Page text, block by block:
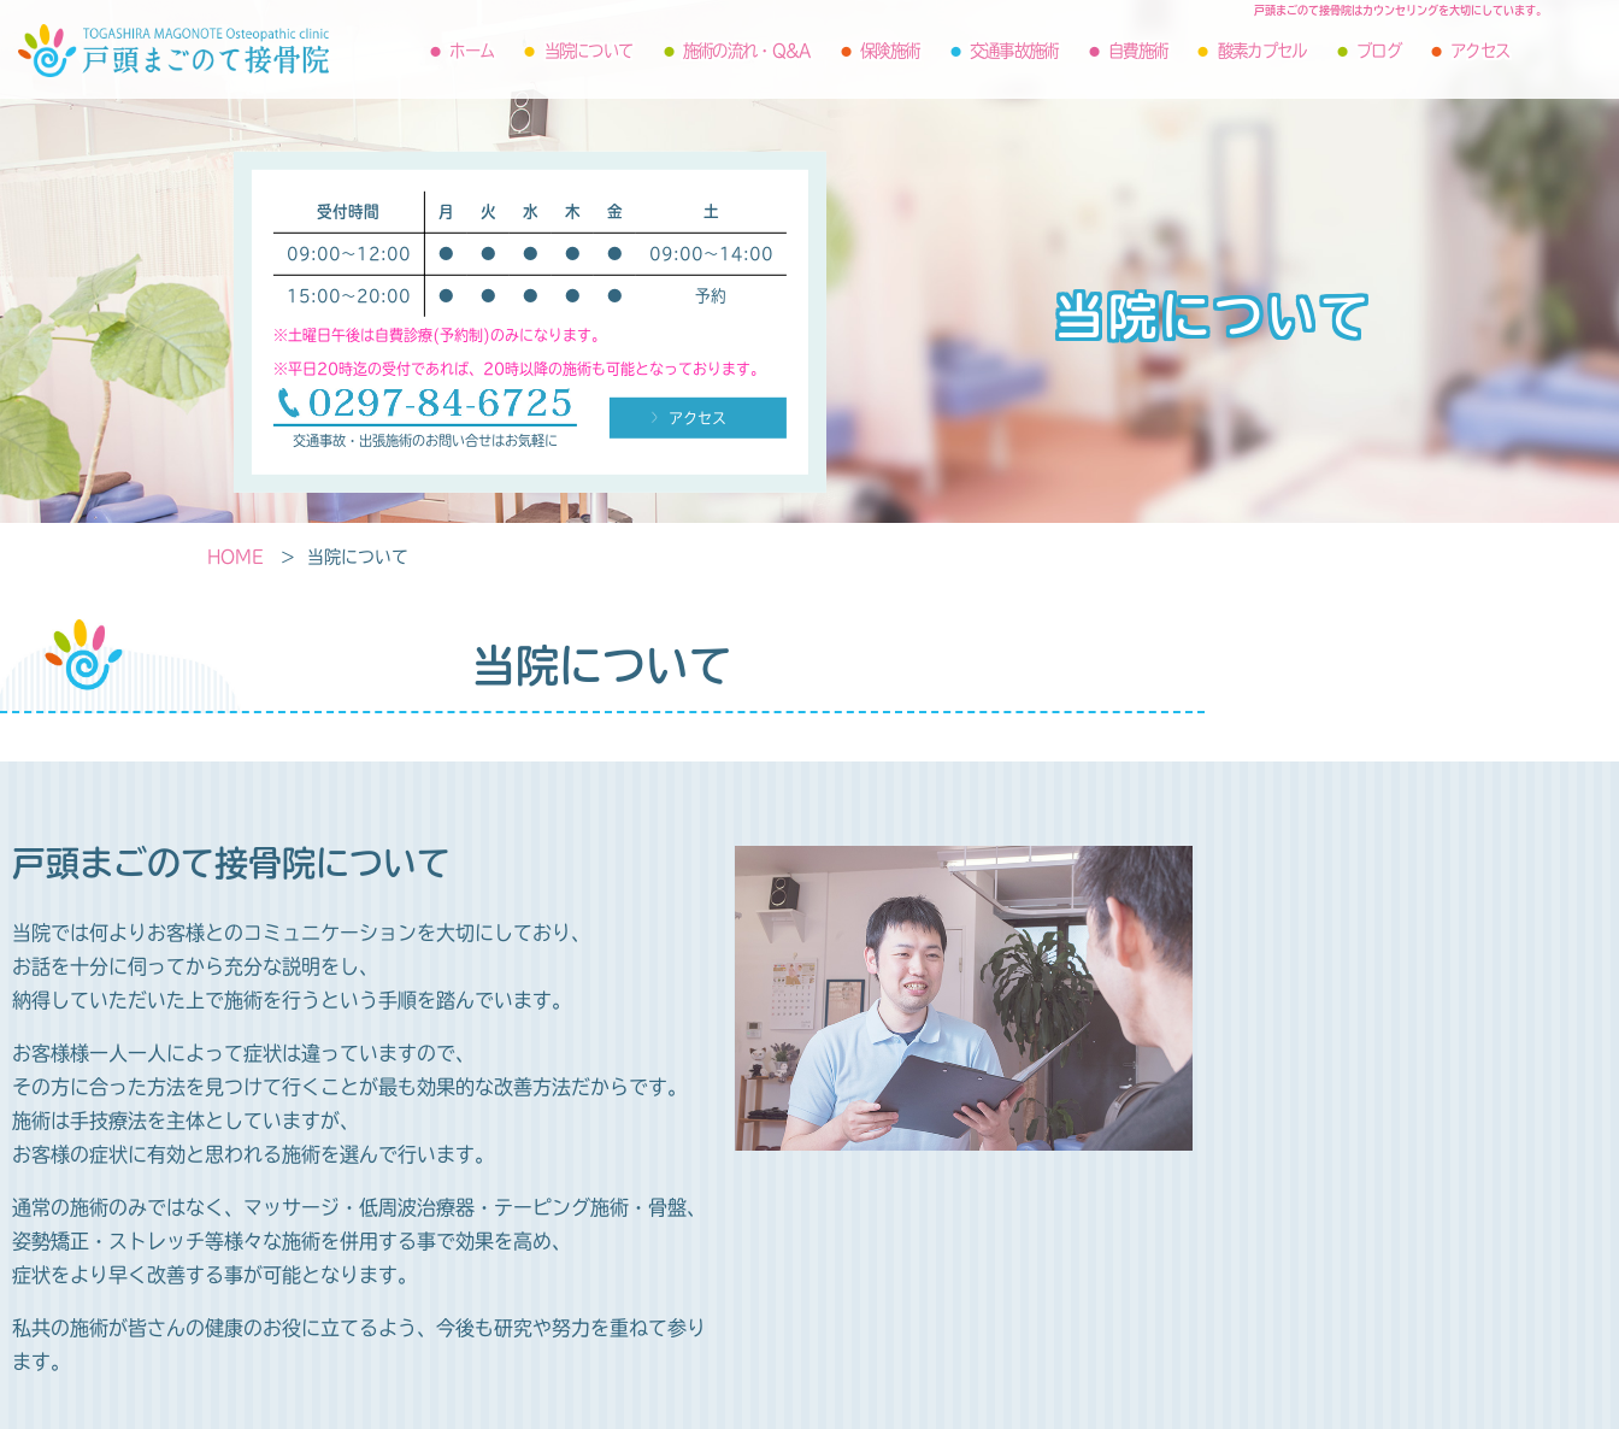
戸頭まごのて接骨院はカウンセリングを大切にしています。
ホーム 当院について 施術の流れ・Q&A 保険施術 交通事故施術 自費施術 酸素カプセル ブログ アクセス
受付時間 月 火 水 木 金 土
09:00～12:00 ● ● ● ● ● 09:00～14:00
15:00～20:00 ● ● ● ● ● 予約
※土曜日午後は自費診療(予約制)のみになります。
※平日20時迄の受付であれば、20時以降の施術も可能となっております。
交通事故・出張施術のお問い合せはお気軽に
アクセス
当院について
HOME 当院について
当院について
戸頭まごのて接骨院について
当院では何よりお客様とのコミュニケーションを大切にしており、
お話を十分に伺ってから充分な説明をし、
納得していただいた上で施術を行うという手順を踏んでいます。
お客様様一人一人によって症状は違っていますので、
その方に合った方法を見つけて行くことが最も効果的な改善方法だからです。
施術は手技療法を主体としていますが、
お客様の症状に有効と思われる施術を選んで行います。
通常の施術のみではなく、マッサージ・低周波治療器・テーピング施術・骨盤、
姿勢矯正・ストレッチ等様々な施術を併用する事で効果を高め、
症状をより早く改善する事が可能となります。
私共の施術が皆さんの健康のお役に立てるよう、今後も研究や努力を重ねて参り
ます。